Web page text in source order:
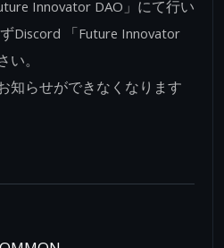
Innovator DAO」にて行い
Discord 「Future Innovator
。
知らせができなくなります